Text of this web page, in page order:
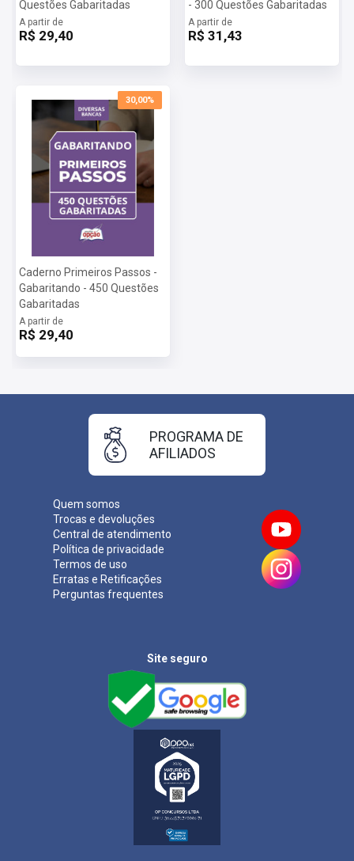
Questões Gabaritadas
A partir de
R$ 29,40
- 300 Questões Gabaritadas
A partir de
R$ 31,43
30,00%
Caderno Primeiros Passos -
Gabaritando - 450 Questões
Gabaritadas
A partir de
R$ 29,40
Quem somos
Trocas e devoluções
Central de atendimento
Política de privacidade
Termos de uso
Erratas e Retificações
Perguntas frequentes
PROGRAMA DE
AFILIADOS
Site seguro